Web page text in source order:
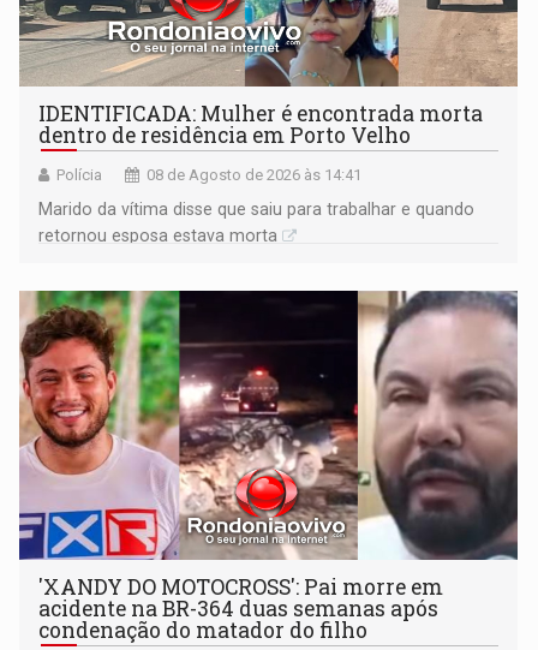
IDENTIFICADA: Mulher é encontrada morta
dentro de residência em Porto Velho
Polícia 08 de Agosto de 2026 às 14:41
Marido da vítima disse que saiu para trabalhar e quando
retornou esposa estava morta
'XANDY DO MOTOCROSS': Pai morre em
acidente na BR-364 duas semanas após
condenação do matador do filho